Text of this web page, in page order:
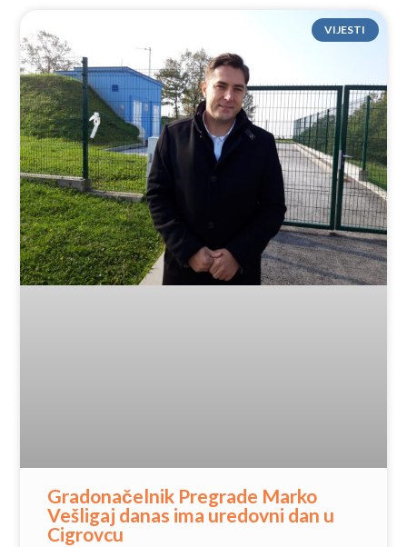
VIJESTI
Gradonačelnik Pregrade Marko
Vešligaj danas ima uredovni dan u
Cigrovcu